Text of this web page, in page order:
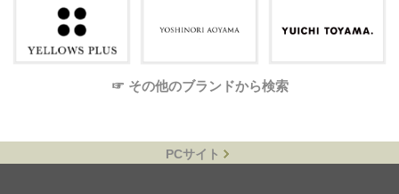
☞ その他のブランドから検索
PCサイト